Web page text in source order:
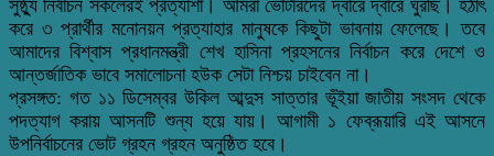
সুষ্ঠ্যু নির্বাচন সকলেরই প্রত্যাশা। আমরা ভোটারদের দ্বারে দ্বারে ঘুরছি। হঠাৎ
করে ৩ প্রার্থীর মনোনয়ন প্রত্যাহার মানুষকে কিছুটা ভাবনায় ফেলেছে। তবে
আমাদের বিশ্বাস প্রধানমন্ত্রী শেখ হাসিনা প্রহসনের নির্বাচন করে দেশে ও
আন্তর্জাতিক ভাবে সমালোচনা হউক সেটা নিশ্চয় চাইবেন না।
প্রসঙ্গত: গত ১১ ডিসেম্বর উকিল আব্দুস সাত্তার ভূঁইয়া জাতীয় সংসদ থেকে
পদত্যাগ করায় আসনটি শুন্য হয়ে যায়। আগামী ১ ফেব্রূয়ারি এই আসনে
উপনির্বাচনের ভোট গ্রহন গ্রহন অনুষ্ঠিত হবে।